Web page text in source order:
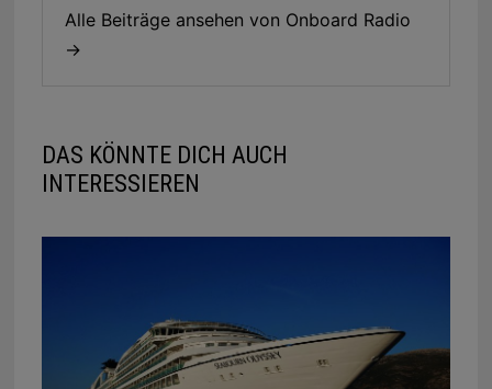
Alle Beiträge ansehen von Onboard Radio
→
DAS KÖNNTE DICH AUCH
INTERESSIEREN